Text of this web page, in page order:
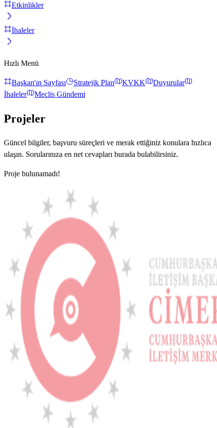
Etkinlikler
İhaleler
Hızlı Menü
Başkan'ın Sayfası Stratejik Plan KVKK
Duyurular
İhaleler
Meclis Gündemi
Projeler
Güncel bilgiler, başvuru süreçleri ve merak ettiğiniz konulara hızlıca
ulaşın. Sorularınıza en net cevapları burada bulabilirsiniz.
Proje bulunamadı!